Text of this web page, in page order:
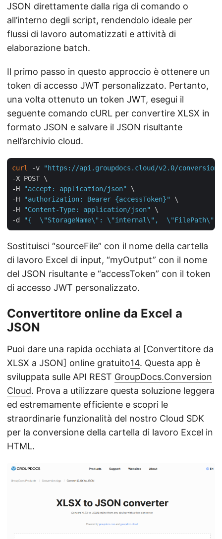
JSON direttamente dalla riga di comando o
all’interno degli script, rendendolo ideale per
flussi di lavoro automatizzati e attività di
elaborazione batch.
Il primo passo in questo approccio è ottenere un
token di accesso JWT personalizzato. Pertanto,
una volta ottenuto un token JWT, esegui il
seguente comando cURL per convertire XLSX in
formato JSON e salvare il JSON risultante
nell’archivio cloud.
curl -v
"https://api.groupdocs.cloud/v2.0/conversion"
-X POST \
-H
"accept: application/json"
\
-H
"authorization: Bearer {accessToken}"
\
-H
"Content-Type: application/json"
\
-d
"{  \"StorageName\": \"internal\",
Sostituisci “sourceFile” con il nome della cartella
di lavoro Excel di input, “myOutput” con il nome
del JSON risultante e “accessToken” con il token
di accesso JWT personalizzato.
Convertitore online da Excel a
JSON
Puoi dare una rapida occhiata al [Convertitore da
XLSX a JSON] online gratuito14. Questa app è
sviluppata sulle API REST GroupDocs.Conversion
Cloud. Prova a utilizzare questa soluzione leggera
ed estremamente efficiente e scopri le
straordinarie funzionalità del nostro Cloud SDK
per la conversione della cartella di lavoro Excel in
HTML.